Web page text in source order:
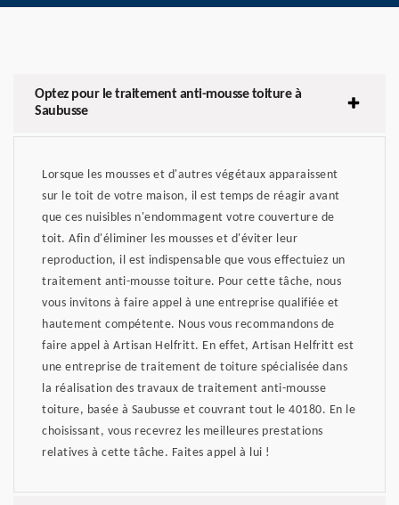
Optez pour le traitement anti-mousse toiture à
Saubusse
Lorsque les mousses et d'autres végétaux apparaissent
sur le toit de votre maison, il est temps de réagir avant
que ces nuisibles n'endommagent votre couverture de
toit. Afin d'éliminer les mousses et d'éviter leur
reproduction, il est indispensable que vous effectuiez un
traitement anti-mousse toiture. Pour cette tâche, nous
vous invitons à faire appel à une entreprise qualifiée et
hautement compétente. Nous vous recommandons de
faire appel à Artisan Helfritt. En effet, Artisan Helfritt est
une entreprise de traitement de toiture spécialisée dans
la réalisation des travaux de traitement anti-mousse
toiture, basée à Saubusse et couvrant tout le 40180. En le
choisissant, vous recevrez les meilleures prestations
relatives à cette tâche. Faites appel à lui !